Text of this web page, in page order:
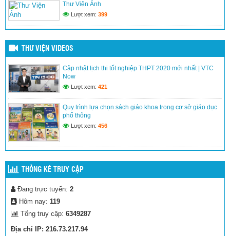
Trường TH La Văn Cầu tham gia thi viết thư UPU lần thứ 52
và thi vẽ tranh theo chủ đề “ Bác Hồ với Thiếu Nhi”
(19/03/2026)
Phát thanh măng non
(13/03/2026)
Liên đội xây dựng giờ ra chơi trải nghiệm với hình thức múa
hát sân trường và đọc truyện, đọc báo đội.
(15/01/2026)
(22/12/2025)
Thư Viện Ảnh
Lượt xem: 399
THƯ VIỆN VIDEOS
Cập nhật lịch thi tốt nghiệp THPT 2020 mới nhất | VTC
Now
Lượt xem: 421
Quy trình lựa chọn sách giáo khoa trong cơ sở giáo dục
phổ thông
Lượt xem: 456
THỐNG KÊ TRUY CẬP
Đang trực tuyến: 2
Hôm nay: 119
Tổng truy cập: 6349287
Địa chỉ IP: 216.73.217.94